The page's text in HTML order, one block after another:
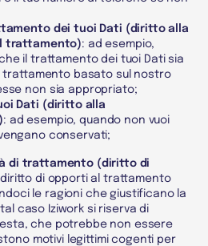
dei tuoi Dati (diritto alla
trattamento): ad esempio,
il trattamento dei tuoi Dati sia
trattamento basato sul nostro
non sia appropriato;
Dati (diritto alla
: ad esempio, quando non vuoi
conservati;
di trattamento (diritto di
diritto di opporti al trattamento
le ragioni che giustificano la
caso Iziwork si riserva di
che potrebbe non essere
motivi legittimi cogenti per